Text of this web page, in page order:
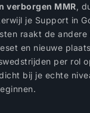
verborgen MMR,
je Support in
raakt de andere
en nieuwe
per rol
bij je echte